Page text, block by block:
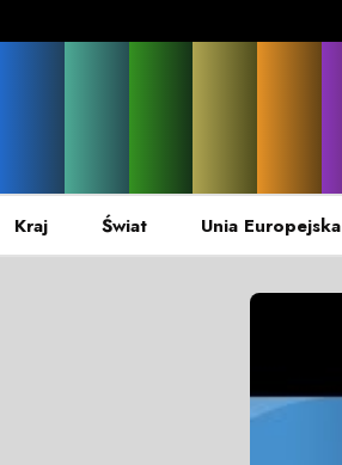
Kraj Świat Unia Europejska